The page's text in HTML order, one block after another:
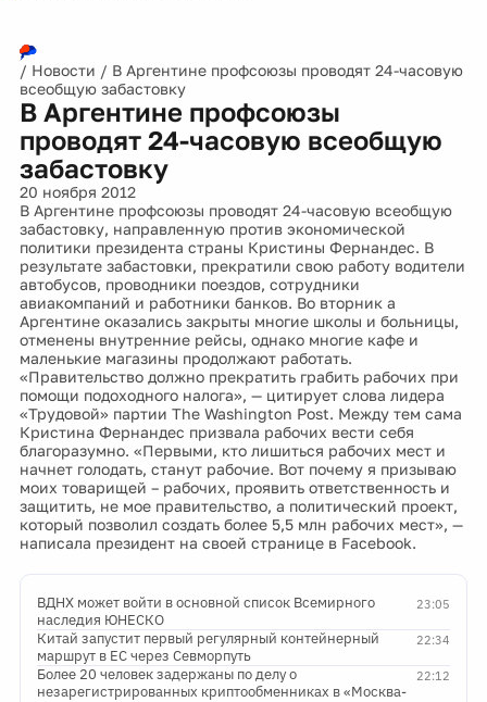
/ Новости / В Аргентине профсоюзы проводят 24-часовую
всеобщую забастовку
В Аргентине профсоюзы
проводят 24-часовую всеобщую
забастовку
20 ноября 2012
В Аргентине профсоюзы проводят 24-часовую всеобщую
забастовку, направленную против экономической
политики президента страны Кристины Фернандес. В
результате забастовки, прекратили свою работу водители
автобусов, проводники поездов, сотрудники
авиакомпаний и работники банков. Во вторник а
Аргентине оказались закрыты многие школы и больницы,
отменены внутренние рейсы, однако многие кафе и
маленькие магазины продолжают работать.
«Правительство должно прекратить грабить рабочих при
помощи подоходного налога», — цитирует слова лидера
«Трудовой» партии The Washington Post. Между тем сама
Кристина Фернандес призвала рабочих вести себя
благоразумно. «Первыми, кто лишиться рабочих мест и
начнет голодать, станут рабочие. Вот почему я призываю
моих товарищей – рабочих, проявить ответственность и
защитить, не мое правительство, а политический проект,
который позволил создать более 5,5 млн рабочих мест», —
написала президент на своей странице в Facebook.
23:05
ВДНХ может войти в основной список Всемирного
наследия ЮНЕСКО
22:34
Китай запустит первый регулярный контейнерный
маршрут в ЕС через Севморпуть
22:12
Более 20 человек задержаны по делу о
незарегистрированных криптообменниках в «Москва-